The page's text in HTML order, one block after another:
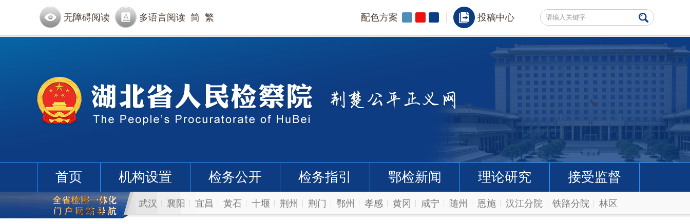
无障碍阅读 多语言阅读 简 繁 配色方案 投稿中心
首页 机构设置 检务公开 检务指引 鄂检新闻 理论研究 接受监督
武汉 襄阳 宜昌 黄石 十堰 荆州 荆门 鄂州 孝感 黄冈 咸宁 随州 恩施 汉江分院 铁路分院 林区